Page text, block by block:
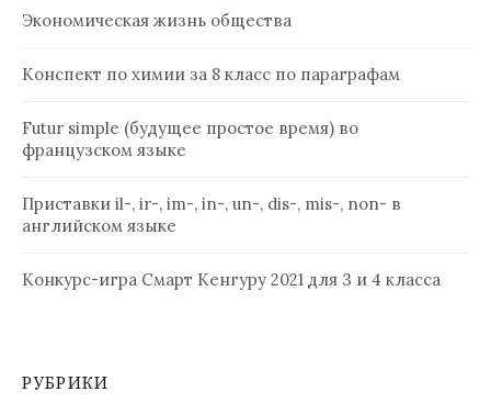
Экономическая жизнь общества
Конспект по химии за 8 класс по параграфам
Futur simple (будущее простое время) во
французском языке
Приставки il-, ir-, im-, in-, un-, dis-, mis-, non- в
английском языке
Конкурс-игра Смарт Кенгуру 2021 для 3 и 4 класса
РУБРИКИ